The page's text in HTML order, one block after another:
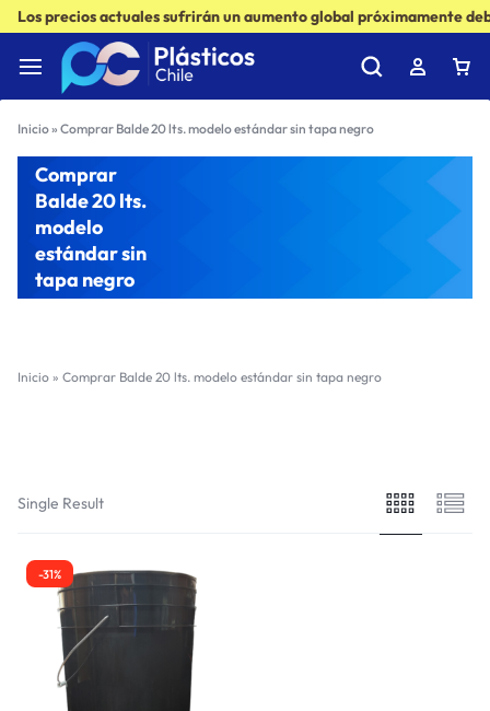
Los precios actuales sufrirán un aumento global próximamente
Inicio» Comprar Balde 20 lts. modelo estándar sin tapa negro
Comprar
Balde 20 lts.
modelo
estándar sin
tapa negro
Inicio » Comprar Balde 20 lts. modelo estándar sin tapa negro
Single Result
-31%